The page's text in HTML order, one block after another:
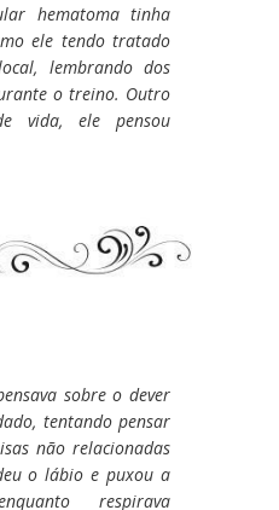
hematoma tinha
ele tendo tratado
lembrando dos
o treino. Outro
vida, ele pensou
sobre o dever
tentando pensar
não relacionadas
o lábio e puxou a
respirava